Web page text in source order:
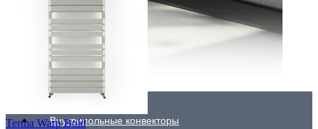
Внутрипольные конвекторы
Terma Warp Bold